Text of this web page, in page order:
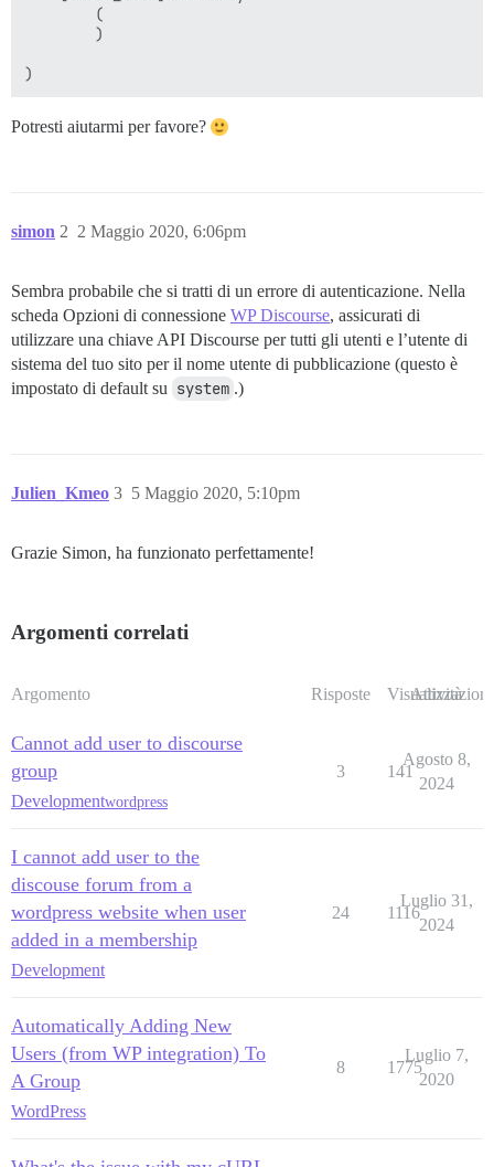
        (
        )
Potresti aiutarmi per favore?
simon 2 Maggio 2020, 6:06pm
2
Sembra probabile che si tratti di un errore di autenticazione. Nella
scheda Opzioni di connessione WP Discourse, assicurati di
utilizzare una chiave API Discourse per tutti gli utenti e l’utente di
sistema del tuo sito per il nome utente di pubblicazione (questo è
impostato di default su system .)
Julien_Kmeo 5 Maggio 2020, 5:10pm
3
Grazie Simon, ha funzionato perfettamente!
Argomenti correlati
Argomento Risposte Visualizzazioni
Attività
Cannot add user to discourse
group
Developmentwordpress
3 141
Agosto 8,
2024
I cannot add user to the
discouse forum from a
wordpress website when user
added in a membership
Development
24 1116
Luglio 31,
2024
Automatically Adding New
Users (from WP integration) To
A Group
WordPress
8 1775
Luglio 7,
2020